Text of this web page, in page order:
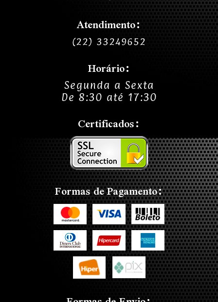
Atendimento:
(22) 33249652
Horário:
Segunda a Sexta
De 8:30 até 17:30
Certificados:
Formas de Pagamento: